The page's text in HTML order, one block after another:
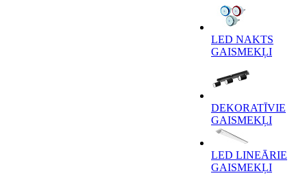
LED NAKTS
GAISMEKĻI
DEKORATĪVIE
GAISMEKĻI
LED LINEĀRIE
GAISMEKĻI